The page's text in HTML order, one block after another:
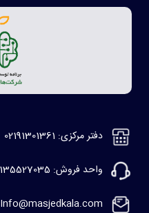
دفتر مرکزی: 02191301361
واحد فروش: 09135527035
Info@masjedkala.com